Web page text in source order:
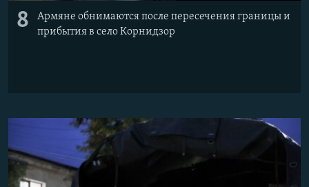
8
Армяне обнимаются после пересечения границы и
прибытия в село Корнидзор